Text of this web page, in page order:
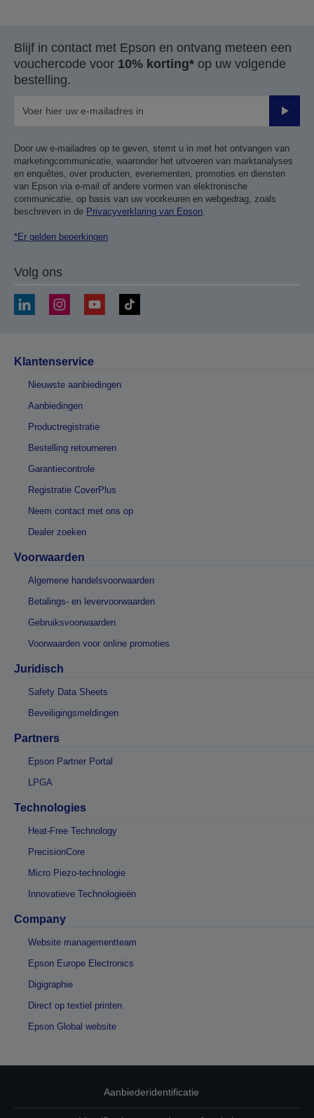
Blijf in contact met Epson en ontvang meteen een
vouchercode voor 10% korting* op uw volgende
bestelling.
Door uw e-mailadres op te geven, stemt u in met het ontvangen van
marketingcommunicatie, waaronder het uitvoeren van marktanalyses
en enquêtes, over producten, evenementen, promoties en diensten
van Epson via e-mail of andere vormen van elektronische
communicatie, op basis van uw voorkeuren en webgedrag, zoals
beschreven in de Privacyverklaring van Epson
*Er gelden beperkingen
Volg ons
Klantenservice
Nieuwste aanbiedingen
Aanbiedingen
Productregistratie
Bestelling retourneren
Garantiecontrole
Registratie CoverPlus
Neem contact met ons op
Dealer zoeken
Voorwaarden
Algemene handelsvoorwaarden
Betalings- en levervoorwaarden
Gebruiksvoorwaarden
Voorwaarden voor online promoties
Juridisch
Safety Data Sheets
Beveiligingsmeldingen
Partners
Epson Partner Portal
LPGA
Technologies
Heat-Free Technology
PrecisionCore
Micro Piezo-technologie
Innovatieve Technologieën
Company
Website managementteam
Epson Europe Electronics
Digigraphie
Direct op textiel printen
Epson Global website
Aanbiederidentificatie